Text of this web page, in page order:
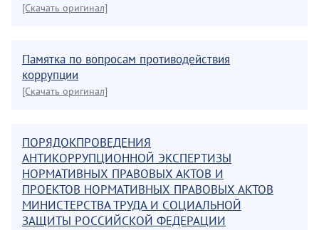
[Скачать оригинал]
Памятка по вопросам противодействия
коррупции
[Скачать оригинал]
ПОРЯДОКПРОВЕДЕНИЯ
АНТИКОРРУПЦИОННОЙ ЭКСПЕРТИЗЫ
НОРМАТИВНЫХ ПРАВОВЫХ АКТОВ И
ПРОЕКТОВ НОРМАТИВНЫХ ПРАВОВЫХ АКТОВ
МИНИСТЕРСТВА ТРУДА И СОЦИАЛЬНОЙ
ЗАЩИТЫ РОССИЙСКОЙ ФЕДЕРАЦИИ